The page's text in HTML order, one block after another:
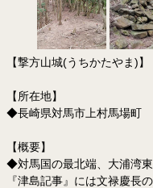
【撃方山城(うちかたやま)】
【所在地】
◆長崎県対馬市上村馬場町
【概要】
◆対馬国の最北端、大浦湾
『津島記事』には文禄慶長